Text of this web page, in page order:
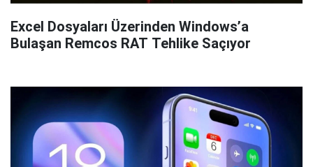
Excel Dosyaları Üzerinden Windows’a
Bulaşan Remcos RAT Tehlike Saçıyor